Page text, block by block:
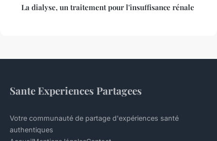
La dialyse, un traitement pour l'insuffisance rénale
Sante Experiences Partagees
Votre communauté de partage d'expériences santé
authentiques